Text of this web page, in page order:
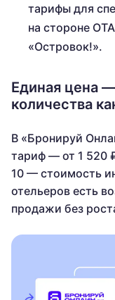
тарифы для
на стороне
«Островок!».
Единая цена
количества
В «Бронируй
тариф — от 1 520
10 — стоимость
отельеров есть
продажи без